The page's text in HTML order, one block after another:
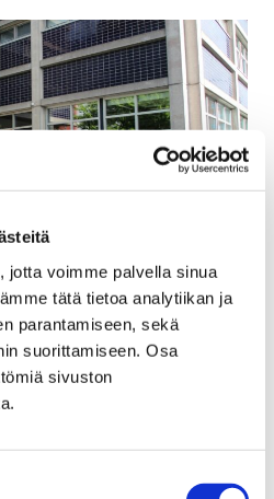
jotta voimme palvella sinua
tätä tietoa analytiikan ja
parantamiseen, sekä
suorittamiseen. Osa
sivuston
–
koulutuksiin on